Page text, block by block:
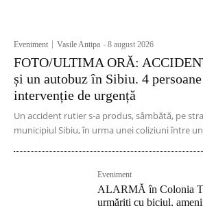
Eveniment Vasile Antipa -8 august 2026
FOTO/ULTIMA ORĂ:
și un autobuz în Sibiu. 4
intervenție de urgență
Un accident rutier s-a produs, sâmbătă, pe
municipiul Sibiu, în urma unei coliziuni între
Eveniment
ALARMĂ în Colonia
urmăriți cu biciul,